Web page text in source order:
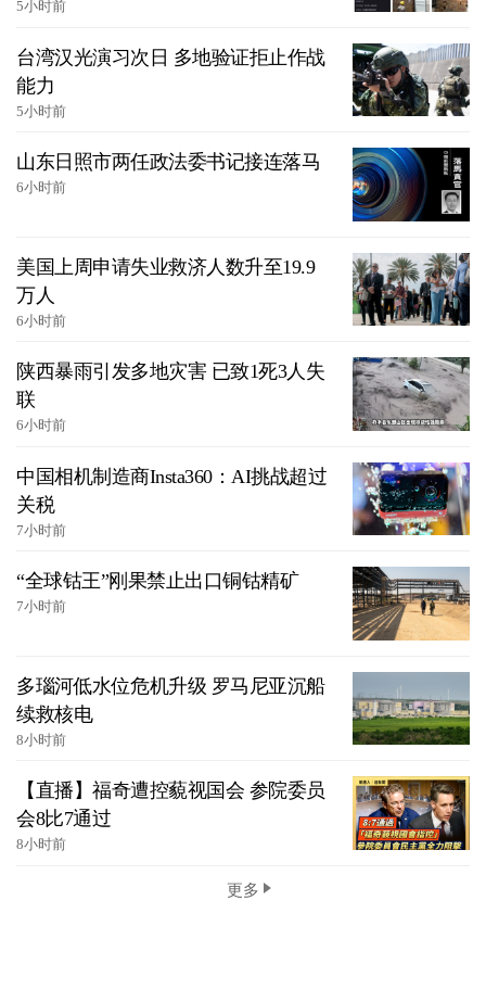
5小时前
台湾汉光演习次日 多地验证拒止作战
能力
5小时前
山东日照市两任政法委书记接连落马
6小时前
美国上周申请失业救济人数升至19.9
万人
6小时前
陕西暴雨引发多地灾害 已致1死3人失
联
6小时前
中国相机制造商Insta360：AI挑战超过
关税
7小时前
“全球钴王”刚果禁止出口铜钴精矿
7小时前
多瑙河低水位危机升级 罗马尼亚沉船
续救核电
8小时前
【直播】福奇遭控藐视国会 参院委员
会8比7通过
8小时前
更多